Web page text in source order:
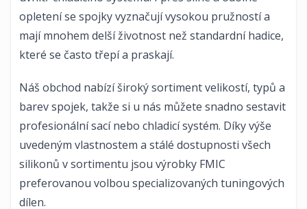
opletení se spojky vyznačují vysokou pružností a
mají mnohem delší životnost než standardní hadice,
které se často třepí a praskají.
Náš obchod nabízí široký sortiment velikostí, typů a
barev spojek, takže si u nás můžete snadno sestavit
profesionální sací nebo chladicí systém. Díky výše
uvedeným vlastnostem a stálé dostupnosti všech
silikonů v sortimentu jsou výrobky FMIC
preferovanou volbou specializovaných tuningových
dílen.